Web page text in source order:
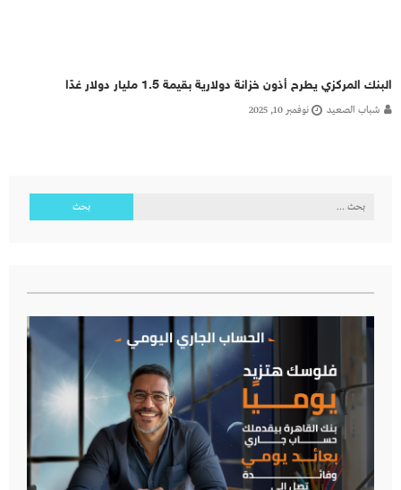
البنك المركزي يطرح أذون خزانة دولارية بقيمة 1.5 مليار دولار غدًا
شباب الصعيد نوفمبر 10, 2025
البحث